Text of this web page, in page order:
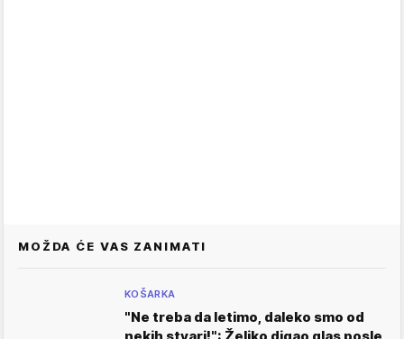
MOŽDA ĆE VAS ZANIMATI
KOŠARKA
"Ne treba da letimo, daleko smo od
nekih stvari!": Željko digao glas posle